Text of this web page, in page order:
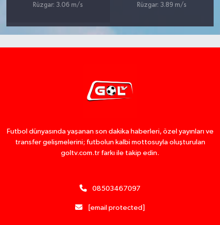
Rüzgar: 3.06 m/s
Rüzgar: 3.89 m/s
Futbol dünyasında yaşanan son dakika haberleri, özel yayınları ve
transfer gelişmelerini; futbolun kalbi mottosuyla oluşturulan
goltv.com.tr farkı ile takip edin.
08503467097
[email protected]